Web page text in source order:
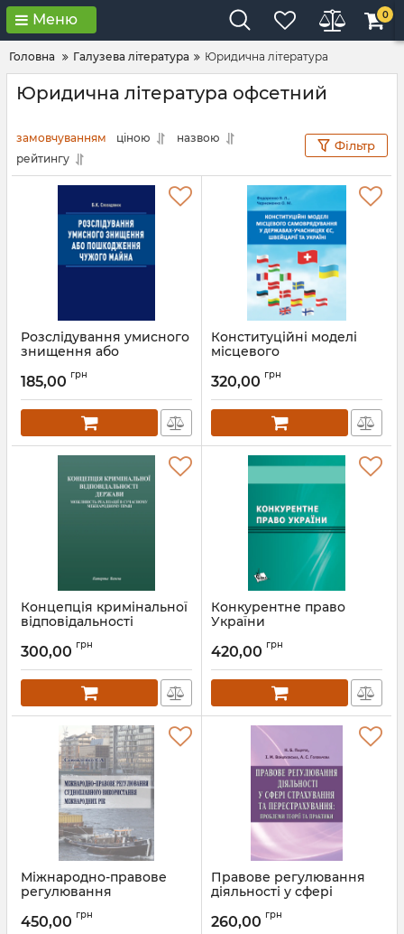
Меню 0
Головна Галузева література Юридична література
Юридична література офсетний
замовчуванням ціною
назвою
рейтингу
Фільтр
Розслідування умисного
знищення або
майна
Артикул: Л12401
185,00 грн
Конституційні моделі
місцевого
управління в державах-
та Україні
Л12306
320,00 грн
Концепція кримінальної
відповідальності
реалізації в сучасному
Артикул: Л12381
300,00 грн
Конкурентне право
України
420,00 грн
Міжнародно-правове
регулювання
використання
450,00 грн
Правове регулювання
діяльності у сфері
перестрахування
260,00 грн